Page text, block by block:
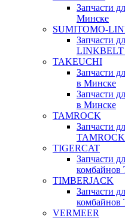
Запчасти
Минске
SUMITOMO-
Запчасти
LINKBELT
TAKEUCHI
Запчасти
в Минске
Запчасти
в Минске
TAMROCK
Запчасти
TIGERCAT
Запчасти
TIMBERJACK
Запчасти
VERMEER